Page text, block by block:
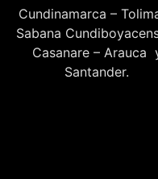
Cundinamarca –
Sabana
Casanare – Arauca
Santander.